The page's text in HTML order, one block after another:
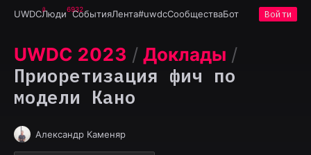
UWDCЛюди6932
СобытияЛента#uwdcСообществаБот Войти
UWDC 2023 / Доклады /
Приоретизация фич по
модели Кано
Александр Каменяр